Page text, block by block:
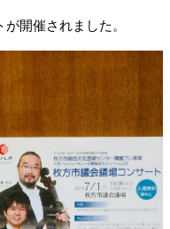
開催されました。